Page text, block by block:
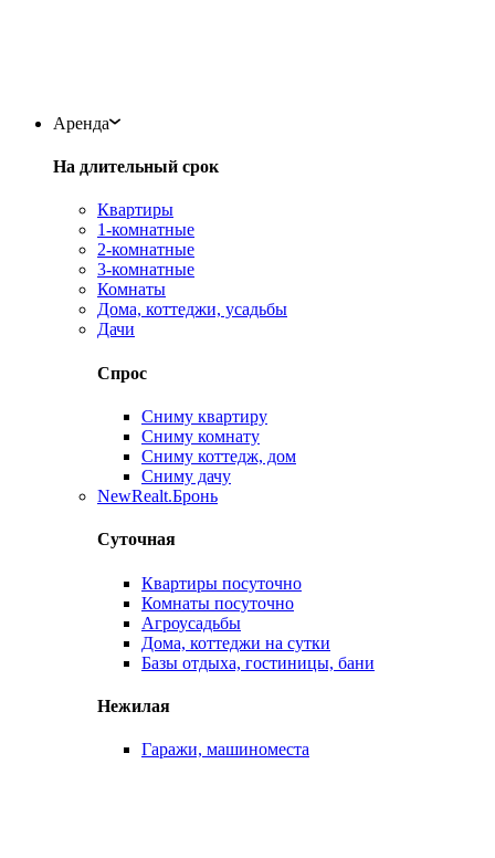
Аренда
На длительный срок
Квартиры
1-комнатные
2-комнатные
3-комнатные
Комнаты
Дома, коттеджи, усадьбы
Дачи
Спрос
Сниму квартиру
Сниму комнату
Сниму коттедж, дом
Сниму дачу
NewRealt.Бронь
Суточная
Квартиры посуточно
Комнаты посуточно
Агроусадьбы
Дома, коттеджи на сутки
Базы отдыха, гостиницы, бани
Нежилая
Гаражи, машиноместа